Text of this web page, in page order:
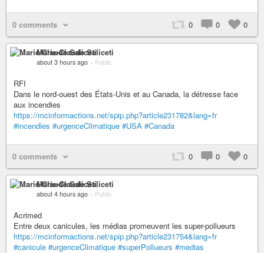
0 comments 0 0 0
Marie-Claude Saliceti
about 3 hours ago – Public
RFI
Dans le nord-ouest des États-Unis et au Canada, la détresse face
aux incendies
https://mcinformactions.net/spip.php?article231782&lang=fr
#incendies #urgenceClimatique #USA #Canada
0 comments 0 0 0
Marie-Claude Saliceti
about 4 hours ago – Public
Acrimed
Entre deux canicules, les médias promeuvent les super-pollueurs
https://mcinformactions.net/spip.php?article231754&lang=fr
#canicule #urgenceClimatique #superPollueurs #medias